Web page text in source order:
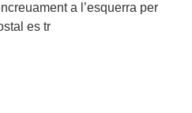
a l’esquerra per
es tr